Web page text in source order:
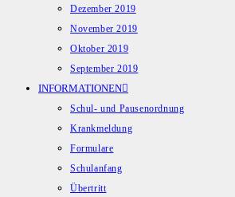
Dezember 2019
November 2019
Oktober 2019
September 2019
INFORMATIONEN
Schul- und Pausenordnung
Krankmeldung
Formulare
Schulanfang
Übertritt